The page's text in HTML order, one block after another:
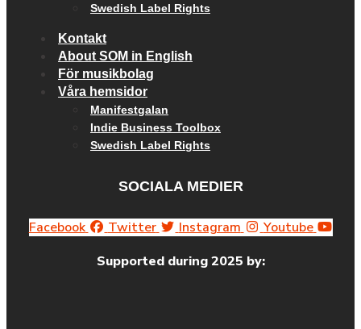
Swedish Label Rights
Kontakt
About SOM in English
För musikbolag
Våra hemsidor
Manifestgalan
Indie Business Toolbox
Swedish Label Rights
SOCIALA MEDIER
Facebook Twitter Instagram
Youtube
Supported during 2025 by: